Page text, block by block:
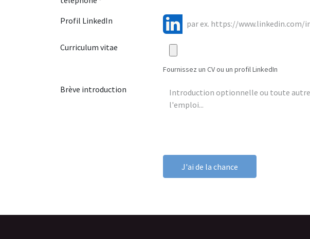
Profil LinkedIn
Curriculum vitae
Fournissez un CV ou un profil LinkedIn
Brève introduction
J'ai de la chance